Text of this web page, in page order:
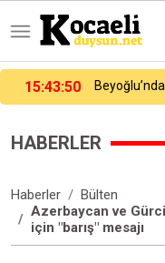
15:43:50
HABERLER
Haberler
Bülten
Azerbaycan ve
için "barış" mesajı